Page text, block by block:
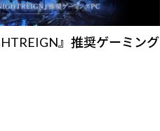
』推奨ゲーミング